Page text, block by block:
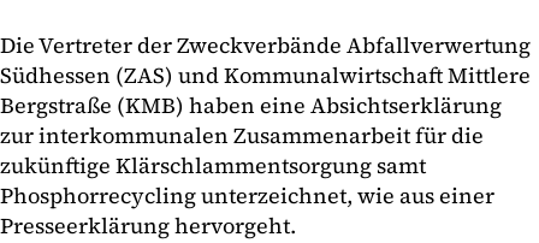
Die Vertreter der Zweckverbände Abfallverwertung
Südhessen (ZAS) und Kommunalwirtschaft Mittlere
Bergstraße (KMB) haben eine Absichtserklärung
zur interkommunalen Zusammenarbeit für die
zukünftige Klärschlammentsorgung samt
Phosphorrecycling unterzeichnet, wie aus einer
Presseerklärung hervorgeht.